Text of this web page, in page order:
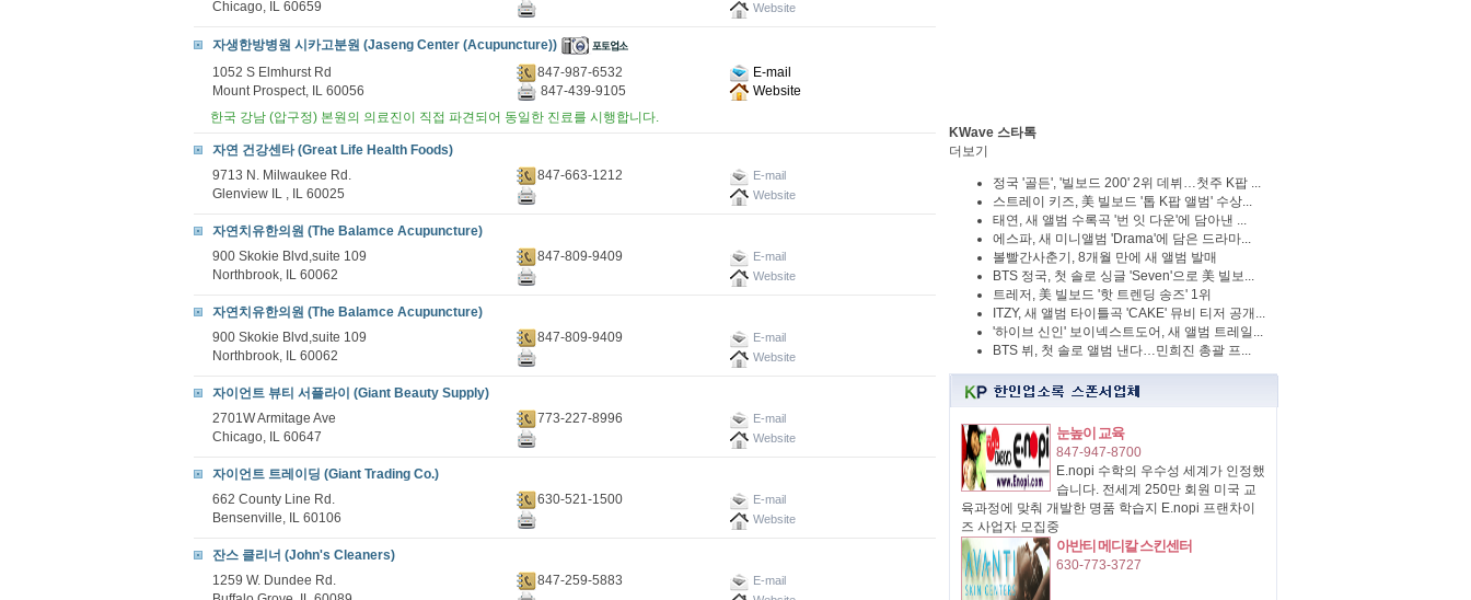
Chicago, IL 60659
Website
자생한방병원 시카고분원 (Jaseng Center (Acupuncture))
1052 S Elmhurst Rd
Mount Prospect, IL 60056
847-987-6532
E-mail
847-439-9105
Website
한국 강남 (압구정) 본원의 의료진이 직접 파견되어 동일한 진료를 시행합니다.
자연 건강센타 (Great Life Health Foods)
9713 N. Milwaukee Rd.
Glenview IL , IL 60025
847-663-1212
E-mail
Website
자연치유한의원 (The Balamce Acupuncture)
900 Skokie Blvd,suite 109
Northbrook, IL 60062
847-809-9409
E-mail
Website
자연치유한의원 (The Balamce Acupuncture)
900 Skokie Blvd,suite 109
Northbrook, IL 60062
847-809-9409
E-mail
Website
자이언트 뷰티 서플라이 (Giant Beauty Supply)
2701W Armitage Ave
Chicago, IL 60647
773-227-8996
E-mail
Website
자이언트 트레이딩 (Giant Trading Co.)
662 County Line Rd.
Bensenville, IL 60106
630-521-1500
E-mail
Website
잔스 클리너 (John's Cleaners)
1259 W. Dundee Rd.
847-259-5883
E-mail
KWave 스타톡
더보기
정국 '골든', '빌보드 200' 2위 데뷔…첫주 K팝 ...
스트레이 키즈, 美 빌보드 '톱 K팝 앨범' 수상...
태연, 새 앨범 수록곡 '번 잇 다운'에 담아낸 ...
에스파, 새 미니앨범 'Drama'에 담은 드라마...
볼빨간사춘기, 8개월 만에 새 앨범 발매
BTS 정국, 첫 솔로 싱글 'Seven'으로 美 빌보...
트레저, 美 빌보드 '핫 트렌딩 송즈' 1위
ITZY, 새 앨범 타이틀곡 'CAKE' 뮤비 티저 공개...
'하이브 신인' 보이넥스트도어, 새 앨범 트레일...
BTS 뷔, 첫 솔로 앨범 낸다…민희진 총괄 프...
눈높이 교육
847-947-8700
E.nopi 수학의 우수성 세계가 인정했
습니다. 전세계 250만 회원 미국 교
육과정에 맞춰 개발한 명품 학습지 E.nopi 프랜차이
즈 사업자 모집중
아반티 메디칼 스킨센터
630-773-3727